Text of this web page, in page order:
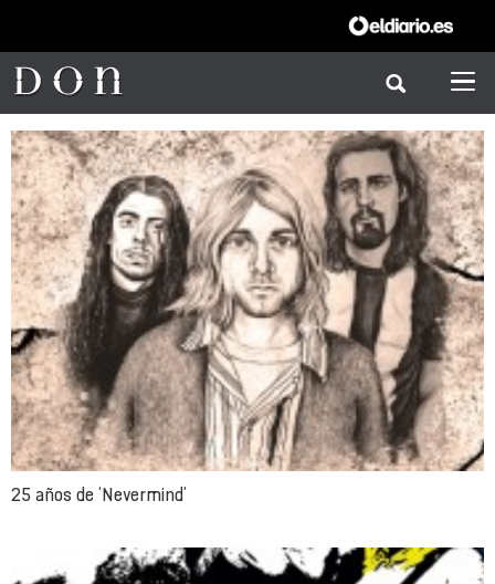
25 años de ‘Nevermind’